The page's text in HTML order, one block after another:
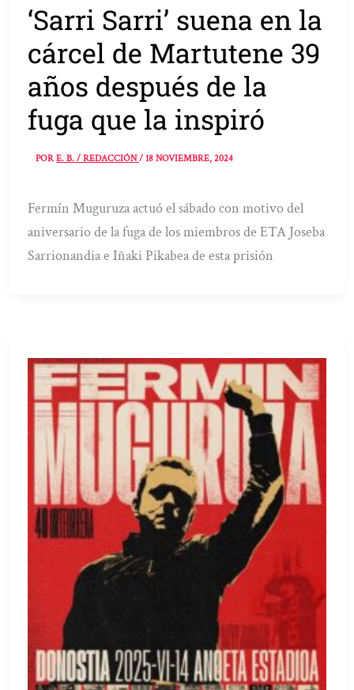
‘Sarri Sarri’ suena en la
cárcel de Martutene 39
años después de la
fuga que la inspiró
PORE. B. / REDACCIÓN/18 NOVIEMBRE, 2024
Fermín Muguruza actuó el sábado con motivo del
aniversario de la fuga de los miembros de ETA Joseba
Sarrionandia e Iñaki Pikabea de esta prisión